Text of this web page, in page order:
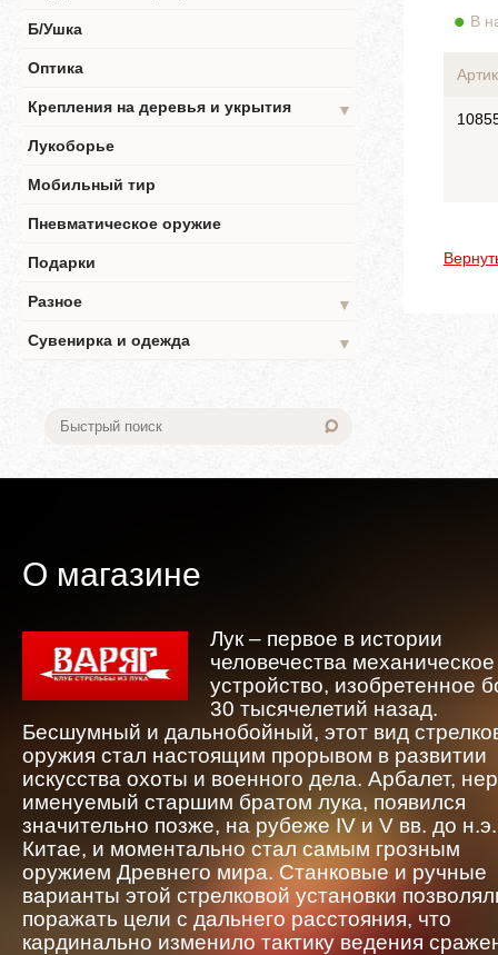
Б/Ушка
Оптика
Крепления на деревья и укрытия
▼
Лукоборье
Мобильный тир
Пневматическое оружие
Подарки
Разное
▼
Сувенирка и одежда
▼
В
О магазине
Лук – первое в истории
человечества механическое
устройство, изобретенное
30 тысячелетий назад.
Бесшумный и дальнобойный, этот вид
оружия стал настоящим прорывом в развитии
искусства охоты и военного дела. Арбалет,
именуемый старшим братом лука, появился
значительно позже, на рубеже IV и V вв. до
Китае, и моментально стал самым грозным
оружием Древнего мира. Станковые и ручные
варианты этой стрелковой установки
поражать цели с дальнего расстояния, что
кардинально изменило тактику ведения